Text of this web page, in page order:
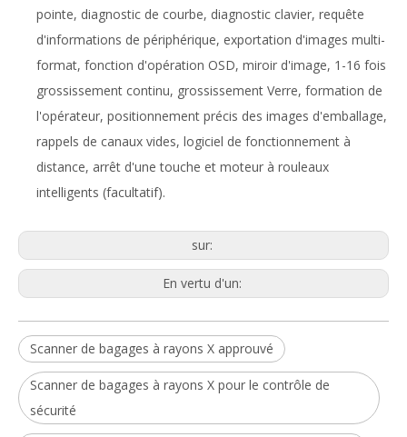
pointe, diagnostic de courbe, diagnostic clavier, requête
d'informations de périphérique, exportation d'images multi-
format, fonction d'opération OSD, miroir d'image, 1-16 fois
grossissement continu, grossissement Verre, formation de
l'opérateur, positionnement précis des images d'emballage,
rappels de canaux vides, logiciel de fonctionnement à
distance, arrêt d'une touche et moteur à rouleaux
intelligents (facultatif).
sur:
En vertu d'un:
Scanner de bagages à rayons X approuvé
Scanner de bagages à rayons X pour le contrôle de
sécurité